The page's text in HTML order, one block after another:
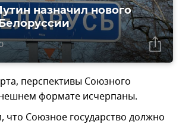
назначил нового
перспективы Союзного
формате исчерпаны.
что Союзное государство должно